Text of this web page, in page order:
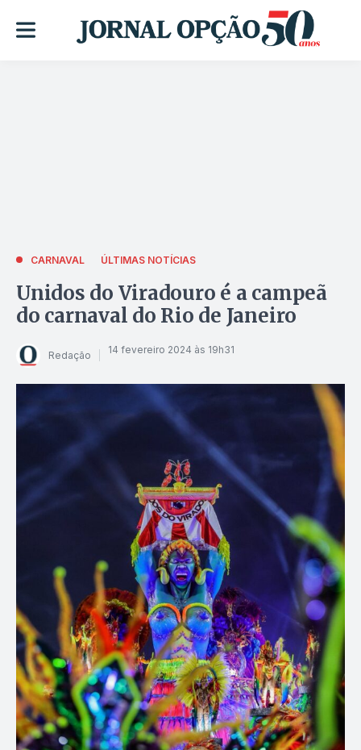
CARNAVAL ÚLTIMAS NOTÍCIAS
Unidos do Viradouro é a campeã
do carnaval do Rio de Janeiro
Redação 14 fevereiro 2024 às 19h31